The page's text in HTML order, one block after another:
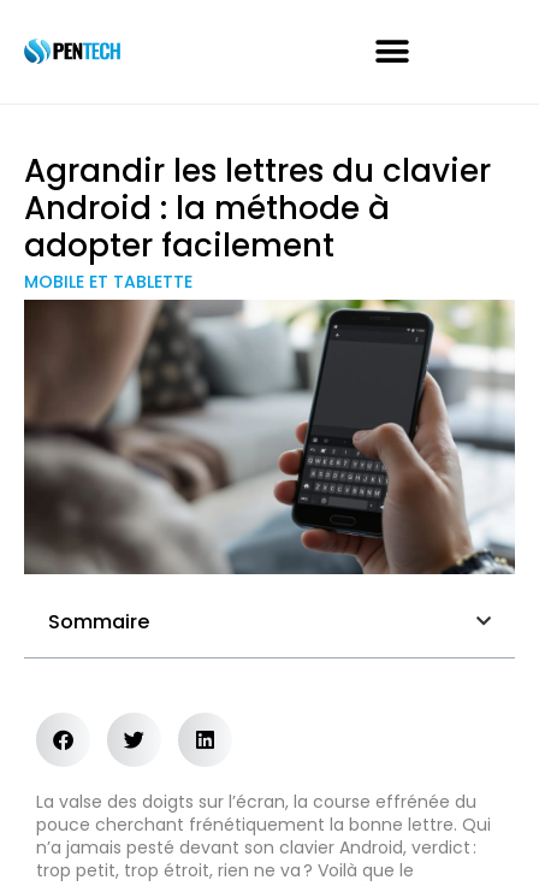
Agrandir les lettres du clavier
Android : la méthode à
adopter facilement
MOBILE ET TABLETTE
Sommaire
La valse des doigts sur l’écran, la course effrénée du
pouce cherchant frénétiquement la bonne lettre. Qui
n’a jamais pesté devant son clavier Android, verdict :
trop petit, trop étroit, rien ne va ? Voilà que le